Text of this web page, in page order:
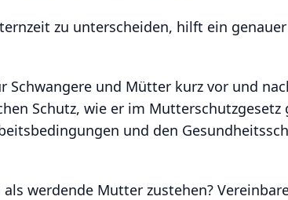
zu unterscheiden, hilft ein
und Mütter kurz vor und
Schutz, wie er im Mutterschutzgesetz
und den
als werdende Mutter zustehen?